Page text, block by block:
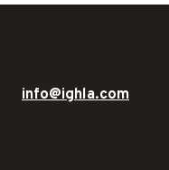
info@ighla.com